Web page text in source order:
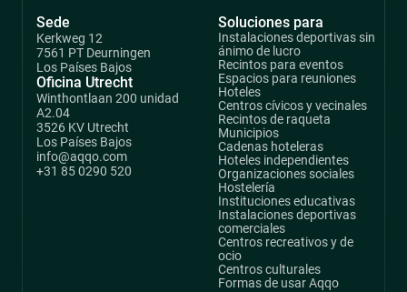
Sede
Kerkweg 12
7561 PT Deurningen
Los Países Bajos
Oficina Utrecht
Winthontlaan 200 unidad
A2.04
3526 KV Utrecht
Los Países Bajos
info@aqqo.com
+31 85 0290 520
Soluciones para
Instalaciones deportivas sin
ánimo de lucro
Recintos para eventos
Espacios para reuniones
Hoteles
Centros cívicos y vecinales
Recintos de raqueta
Municipios
Cadenas hoteleras
Hoteles independientes
Organizaciones sociales
Hostelería
Instituciones educativas
Instalaciones deportivas
comerciales
Centros recreativos y de
ocio
Centros culturales
Formas de usar Aqqo